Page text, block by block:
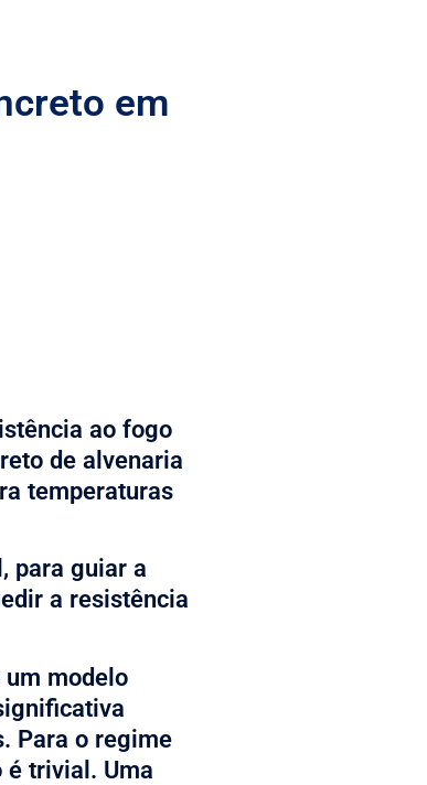
em
ao fogo
de alvenaria
temperaturas
para guiar a
a resistência
um modelo
Para o regime
é trivial. Uma